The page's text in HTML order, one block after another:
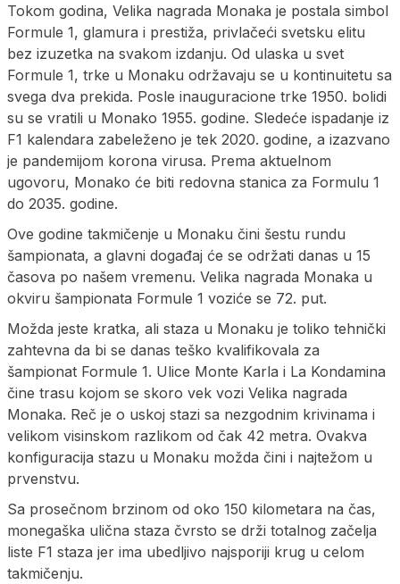
Tokom godina, Velika nagrada Monaka je postala simbol
Formule 1, glamura i prestiža, privlačeći svetsku elitu
bez izuzetka na svakom izdanju. Od ulaska u svet
Formule 1, trke u Monaku održavaju se u kontinuitetu sa
svega dva prekida. Posle inauguracione trke 1950. bolidi
su se vratili u Monako 1955. godine. Sledeće ispadanje iz
F1 kalendara zabeleženo je tek 2020. godine, a izazvano
je pandemijom korona virusa. Prema aktuelnom
ugovoru, Monako će biti redovna stanica za Formulu 1
do 2035. godine.
Ove godine takmičenje u Monaku čini šestu rundu
šampionata, a glavni događaj će se održati danas u 15
časova po našem vremenu. Velika nagrada Monaka u
okviru šampionata Formule 1 voziće se 72. put.
Možda jeste kratka, ali staza u Monaku je toliko tehnički
zahtevna da bi se danas teško kvalifikovala za
šampionat Formule 1. Ulice Monte Karla i La Kondamina
čine trasu kojom se skoro vek vozi Velika nagrada
Monaka. Reč je o uskoj stazi sa nezgodnim krivinama i
velikom visinskom razlikom od čak 42 metra. Ovakva
konfiguracija stazu u Monaku možda čini i najtežom u
prvenstvu.
Sa prosečnom brzinom od oko 150 kilometara na čas,
monegaška ulična staza čvrsto se drži totalnog začelja
liste F1 staza jer ima ubedljivo najsporiji krug u celom
takmičenju.